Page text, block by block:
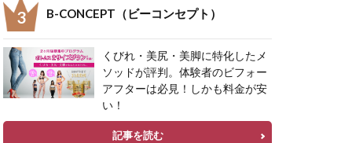
B-CONCEPT（ビーコンセプト）
くびれ・美尻・美脚に特化したメ
ソッドが評判。体験者のビフォー
アフターは必見！しかも料金が安
い！
記事を読む